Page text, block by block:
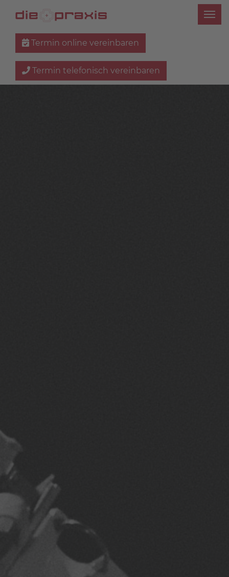
Termin online vereinbaren
Termin telefonisch vereinbaren